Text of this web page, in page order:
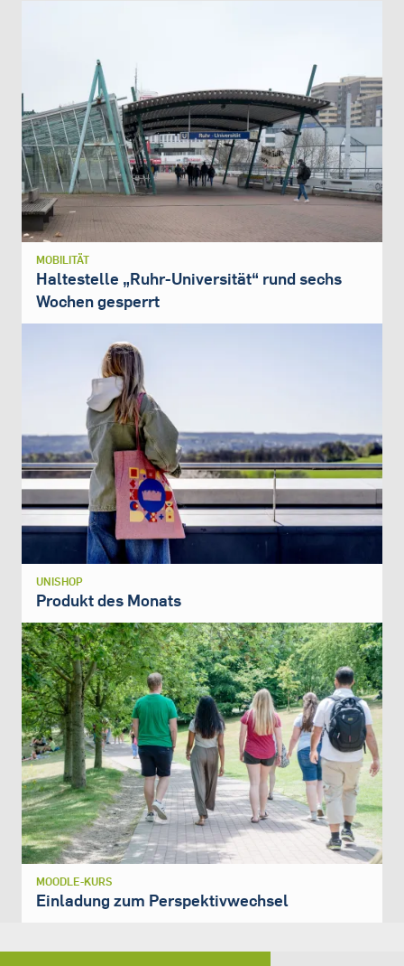
MOBILITÄT
Haltestelle „Ruhr-Universität“ rund sechs
Wochen gesperrt
UNISHOP
Produkt des Monats
MOODLE-KURS
Einladung zum Perspektivwechsel